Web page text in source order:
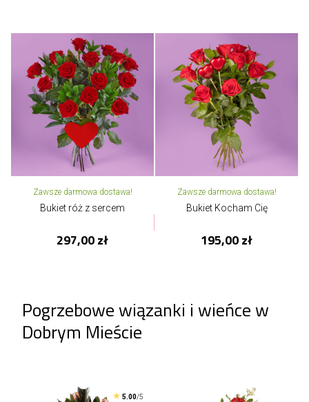
Zawsze darmowa dostawa!
Bukiet róż z sercem
297,00 zł
Zawsze darmowa dostawa!
Bukiet Kocham Cię
195,00 zł
Pogrzebowe wiązanki i wieńce w
Dobrym Mieście
5.00/5